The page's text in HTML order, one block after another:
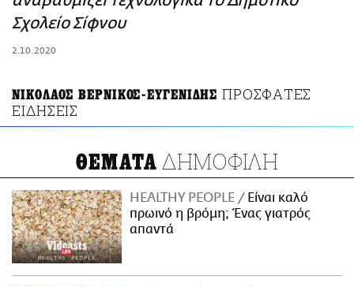
ΑΜΠΑ
Σχολείο Σίφνου
2.10.2020
ΝΙΚΟΛΑΟΣ ΒΕΡΝΙΚΟΣ-ΕΥΓΕΝΙΔΗΣ ΠΡΟΣΦΑΤΕΣ
ΕΙΔΗΣΕΙΣ
ΘΕΜΑΤΑ ΔΗΜΟΦΙΛΗ
HEALTHY PEOPLE
Είναι καλό
πρωινό η βρόμη; Ένας γιατρός
απαντά